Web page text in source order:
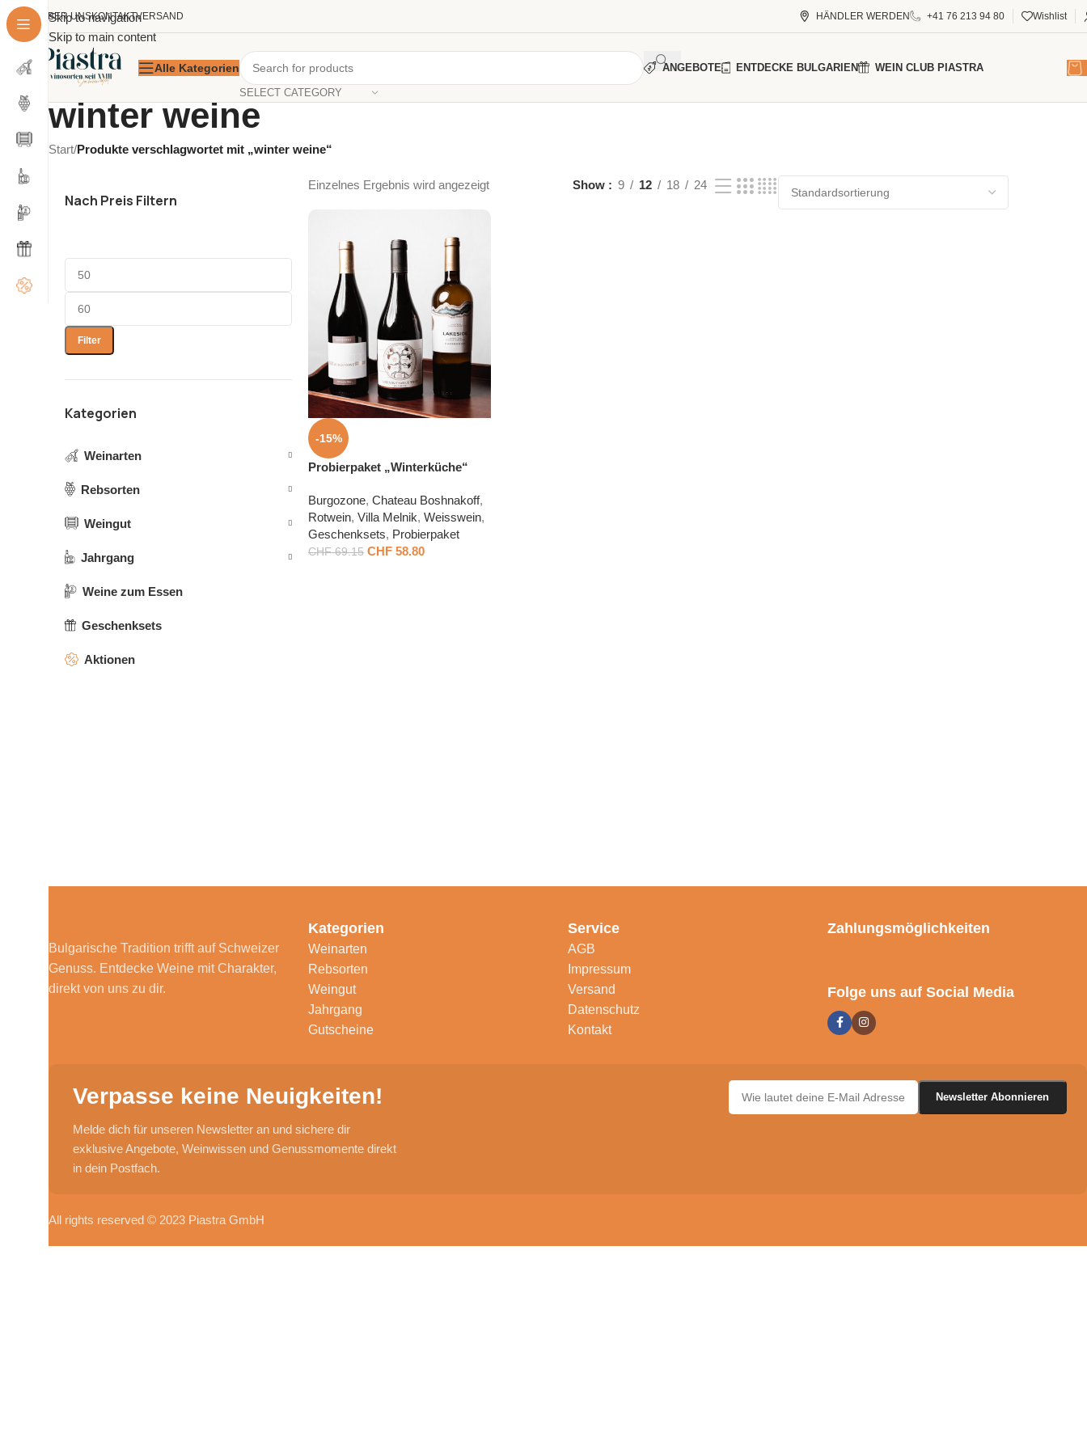
Skip to navigation
Skip to main content
ÜBER UNSKONTAKTVERSAND HÄNDLER WERDEN +41 76 213 94 80 Wishlist
Alle Kategorien
SELECT CATEGORY
ANGEBOTE ENTDECKE BULGARIEN WEIN CLUB PIASTRA
winter weine
Start/Produkte verschlagwortet mit „winter weine“
Nach Preis Filtern
Filter
Kategorien
Weinarten
Rebsorten
Weingut
Jahrgang
Weine zum Essen
Geschenksets
Aktionen
Einzelnes Ergebnis wird angezeigt Show 9 12 18 24
-15%
Probierpaket „Winterküche“
Burgozone, Chateau Boshnakoff,
Rotwein, Villa Melnik, Weisswein,
Geschenksets, Probierpaket
CHF69.15 CHF 58.80
Bulgarische Tradition trifft auf Schweizer
Genuss. Entdecke Weine mit Charakter,
direkt von uns zu dir.
Kategorien
Weinarten
Rebsorten
Weingut
Jahrgang
Gutscheine
Service
AGB
Impressum
Versand
Datenschutz
Kontakt
Zahlungsmöglichkeiten
Folge uns auf Social Media
Verpasse keine Neuigkeiten!
Melde dich für unseren Newsletter an und sichere dir
exklusive Angebote, Weinwissen und Genussmomente direkt
in dein Postfach.
All rights reserved © 2023 Piastra GmbH